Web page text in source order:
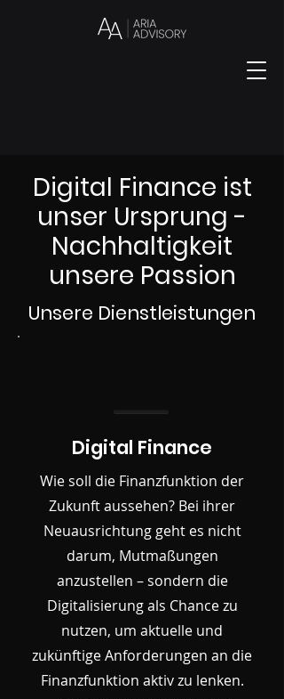
Digital Finance ist
unser Ursprung -
Nachhaltigkeit
unsere Passion
Unsere Dienstleistungen
Digital Finance
Wie soll die Finanzfunktion der
Zukunft aussehen? Bei ihrer
Neuausrichtung geht es nicht
darum, Mutmaßungen
anzustellen – sondern die
Digitalisierung als Chance zu
nutzen, um aktuelle und
zukünftige Anforderungen an die
Finanzfunktion aktiv zu lenken.